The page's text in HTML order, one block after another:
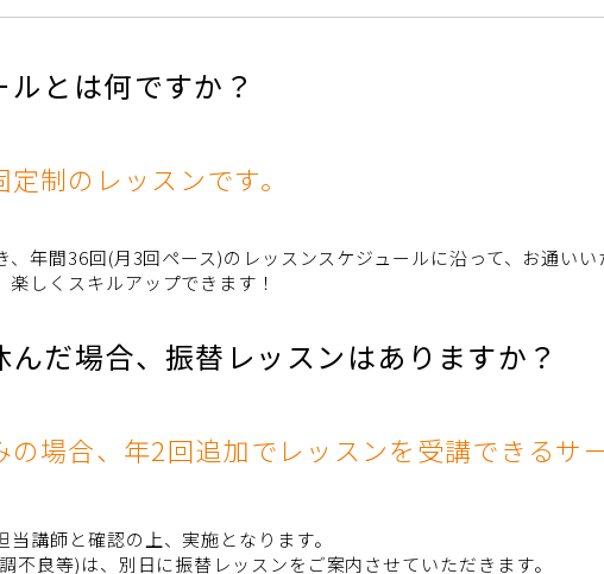
とは何ですか？
制のレッスンです。
年間36回(月3回ペース)のレッスンスケジュールに沿って、お通いい
しくスキルアップできます！
だ場合、振替レッスンはありますか？
場合、年2回追加でレッスンを受講できるサ
講師と確認の上、実施となります。
不良等)は、別日に振替レッスンをご案内させていただきます。